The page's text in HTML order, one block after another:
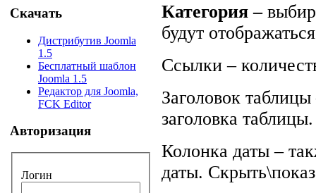
Скачать
Дистрибутив Joomla
1.5
Бесплатный шаблон
Joomla 1.5
Редактор для Joomla,
FCK Editor
Авторизация
Логин
Категория –
будут
Ссылки –
Заголовок
заголовка
Колонка даты –
даты.